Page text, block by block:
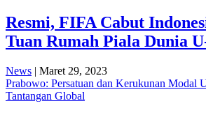
Resmi, FIFA Cabut
Tuan Rumah Piala Dunia
News | Maret 29, 2023
Prabowo: Persatuan dan Kerukunan Modal
Tantangan Global